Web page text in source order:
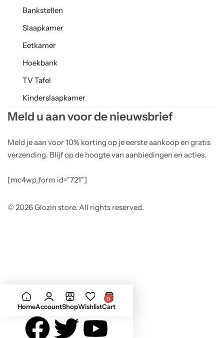
Bankstellen
Slaapkamer
Eetkamer
Hoekbank
TV Tafel
Kinderslaapkamer
Meld u aan voor de nieuwsbrief
Meld je aan voor 10% korting op je eerste aankoop en gratis
verzending. Blijf op de hoogte van aanbiedingen en acties.
[mc4wp_form id="721"]
© 2026 Glozin store. All rights reserved.
HomeAccountShopWishlist
0
Cart